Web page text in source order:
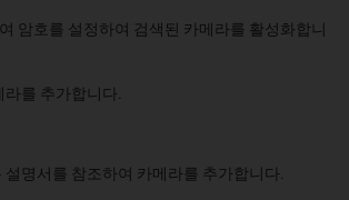
암호를 설정하여 검색된 카메라를 활성화합니
를 추가합니다.
설명서를 참조하여 카메라를 추가합니다.